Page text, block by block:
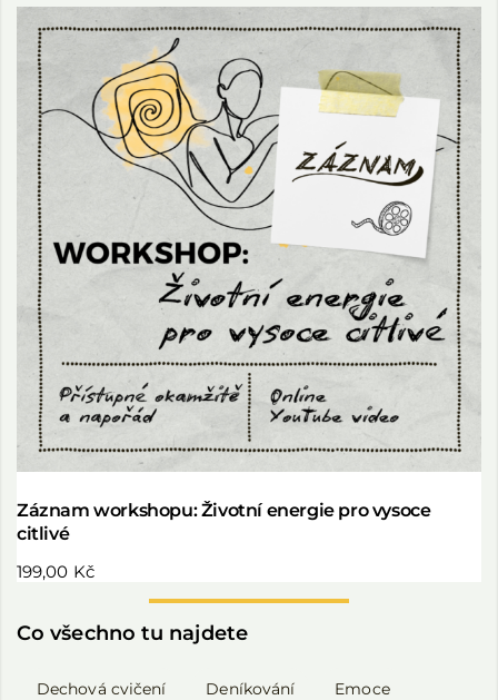
Záznam workshopu: Životní energie pro vysoce
citlivé
199,00 Kč
Co všechno tu najdete
Dechová cvičení Deníkování Emoce